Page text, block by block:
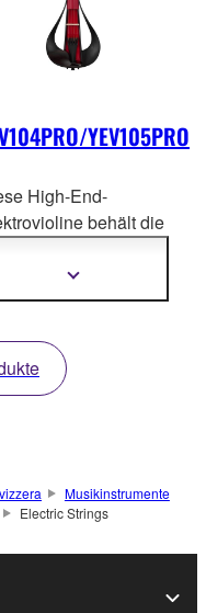
YEV105PRO
High-End-
behält die
der
YEV105 bei
in
auf Klang,
Mehr
Musikinstrumente
Electric Strings